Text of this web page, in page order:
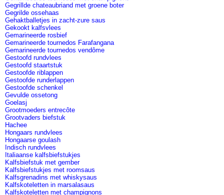
Gegrillde chateaubriand met groene boter
Gegrilde ossehaas
Gehaktballetjes in zacht-zure saus
Gekookt kalfsvlees
Gemarineerde rosbief
Gemarineerde tournedos Farafangana
Gemarineerde tournedos vendôme
Gestoofd rundvlees
Gestoofd staartstuk
Gestoofde riblappen
Gestoofde runderlappen
Gestoofde schenkel
Gevulde ossetong
Goelasj
Grootmoeders entrecôte
Grootvaders biefstuk
Hachee
Hongaars rundvlees
Hongaarse goulash
Indisch rundvlees
Italiaanse kalfsbiefstukjes
Kalfsbiefstuk met gember
Kalfsbiefstukjes met roomsaus
Kalfsgrenadins met whiskysaus
Kalfskoteletten in marsalasaus
Kalfskoteletten met champignons